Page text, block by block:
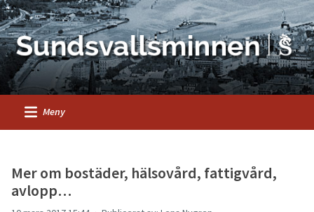
Meny
Mer om bostäder, hälsovård, fattigvård,
avlopp…